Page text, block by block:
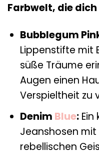
Farbwelt, die
Bubblegum
Lippenstifte mit
süße Träume
Augen einen
Verspieltheit zu
Denim Blue:Ein
Jeanshosen
rebellischen